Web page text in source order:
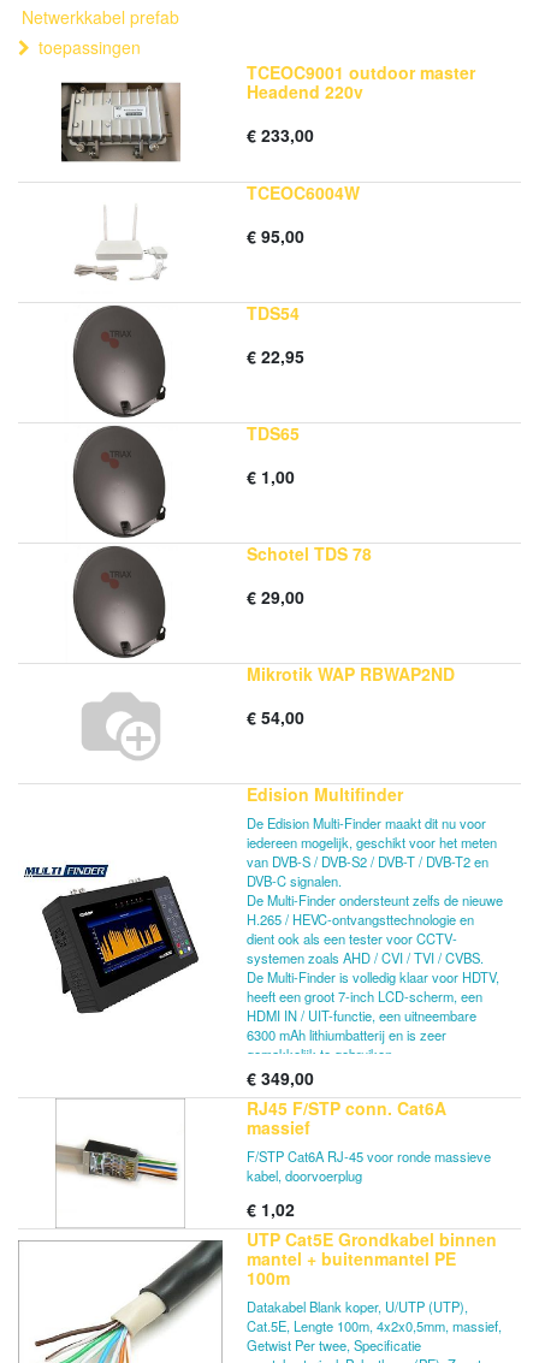
Netwerkkabel prefab
toepassingen
TCEOC9001 outdoor master
Headend 220v
€ 233,00
TCEOC6004W
€ 95,00
TDS54
€ 22,95
TDS65
€ 1,00
Schotel TDS 78
€ 29,00
Mikrotik WAP RBWAP2ND
€ 54,00
Edision Multifinder
De Edision Multi-Finder maakt dit nu voor
iedereen mogelijk, geschikt voor het meten
van DVB-S / DVB-S2 / DVB-T / DVB-T2 en
DVB-C signalen.
De Multi-Finder ondersteunt zelfs de nieuwe
H.265 / HEVC-ontvangsttechnologie en
dient ook als een tester voor CCTV-
systemen zoals AHD / CVI / TVI / CVBS.
De Multi-Finder is volledig klaar voor HDTV,
heeft een groot 7-inch LCD-scherm, een
HDMI IN / UIT-functie, een uitneembare
6300 mAh lithiumbatterij en is zeer
gemakkelijk te gebruiken.
Type: Satelliet DVB-S / S2, Terrestrial DVB-T
/ T2, Kabel DVB-C-signalen & CCTV-tester
7-inch LCD-kleurendisplay
H.265 / HEVC-ondersteuning
DiSEqC 1.0, 1.1, 1.2, USALS en Unicable
Snelle spectrumanalyser
Constellatiegrafiek voor DVB-S / S2-
signalen
Transponder data-analyse voor DVB-S /
S2-signalen
Azimuth, Elevation & LNB scheefstand
6000 geheugentelevisie- en
radioprogramma's
€ 349,00
RJ45 F/STP conn. Cat6A
massief
F/STP Cat6A RJ-45 voor ronde massieve
kabel, doorvoerplug
€ 1,02
UTP Cat5E Grondkabel binnen
mantel + buitenmantel PE
100m
Datakabel Blank koper, U/UTP (UTP),
Cat.5E, Lengte 100m, 4x2x0,5mm, massief,
Getwist Per twee, Specificatie